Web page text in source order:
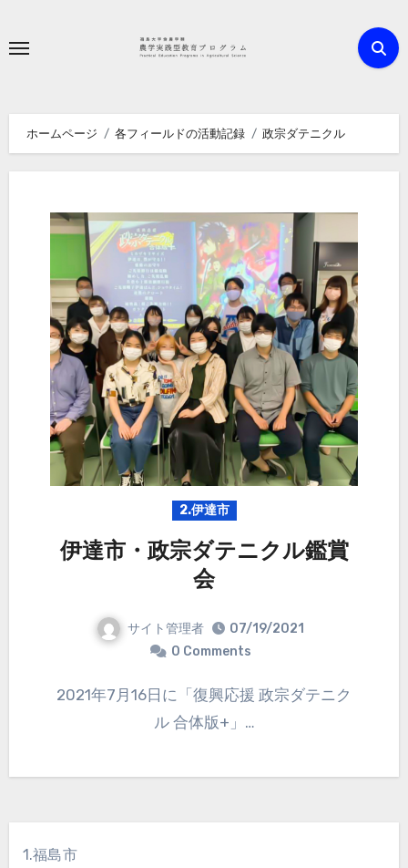
ホームページ 各フィールドの活動記録 政宗ダテニクル
2.伊達市
伊達市・政宗ダテニクル鑑賞
会
サイト管理者
07/19/2021
0 Comments
2021年7月16日に「復興応援 政宗ダテニク
ル 合体版+」…
1.福島市